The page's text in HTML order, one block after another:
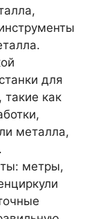
для
такие как
металла,
метры,